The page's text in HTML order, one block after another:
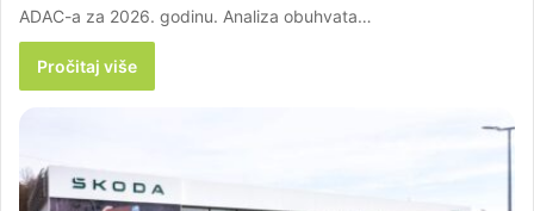
ADAC-a za 2026. godinu. Analiza obuhvata…
Pročitaj više